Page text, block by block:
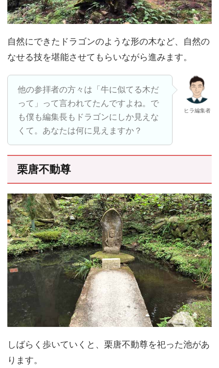
自然にできたドラゴンのような形の木など、自然の
なせる技を堪能させてもらいながら進みます。
他の参拝者の方々は「牛に似てる木だ
って」って言われてたんですよね。で
も僕も編集長もドラゴンにしか見えな
くて。あなたは何に見えますか？
ヒラ編集者
栗唐不動尊
しばらく歩いていくと、栗唐不動尊を祀った池があ
ります。